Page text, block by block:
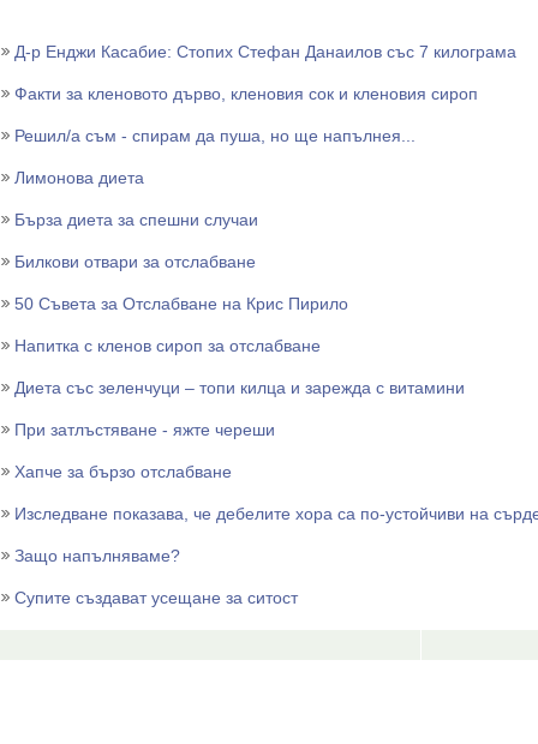
Д-р Енджи Касабие: Стопих Стефан Данаилов със 7 килограма
Факти за кленовото дърво, кленовия сок и кленовия сироп
Решил/а съм - спирам да пуша, но ще напълнея...
Лимонова диета
Бърза диета за спешни случаи
Билкови отвари за отслабване
50 Съвета за Отслабване на Крис Пирило
Напитка с кленов сироп за отслабване
Диета със зеленчуци – топи килца и зарежда с витамини
При затлъстяване - яжте череши
Хапче за бързо отслабване
Изследване показава, че дебелите хора са по-устойчиви на
Защо напълняваме?
Супите създават усещане за ситост